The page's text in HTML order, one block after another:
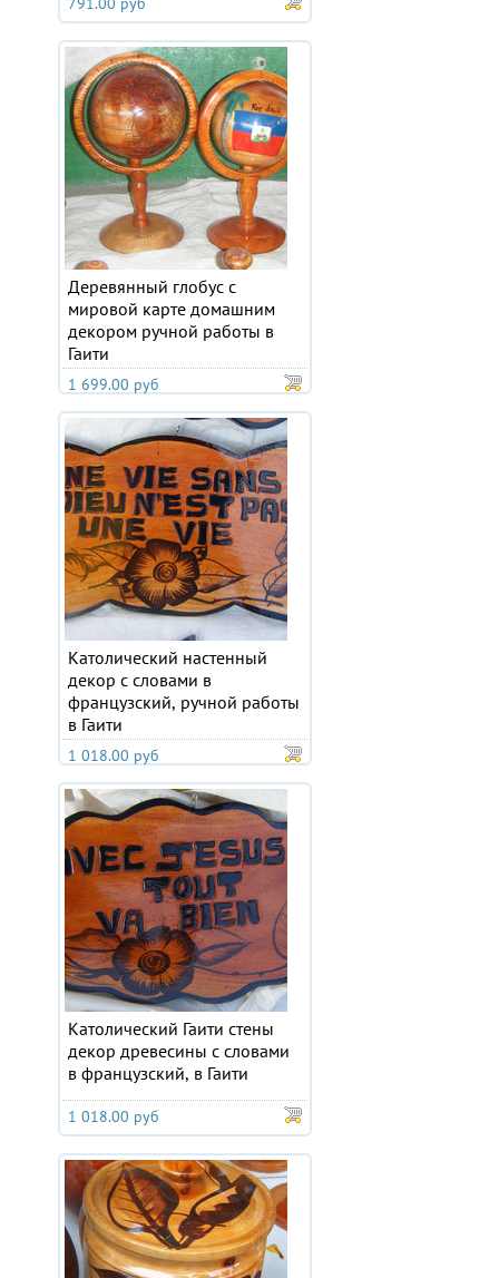
Деревянный глобус с
мировой карте домашним
декором ручной работы в
Гаити
1 699.00 руб
Католический настенный
декор с словами в
французский, ручной работы
в Гаити
1 018.00 руб
Католический Гаити стены
декор древесины с словами
в французский, в Гаити
1 018.00 руб